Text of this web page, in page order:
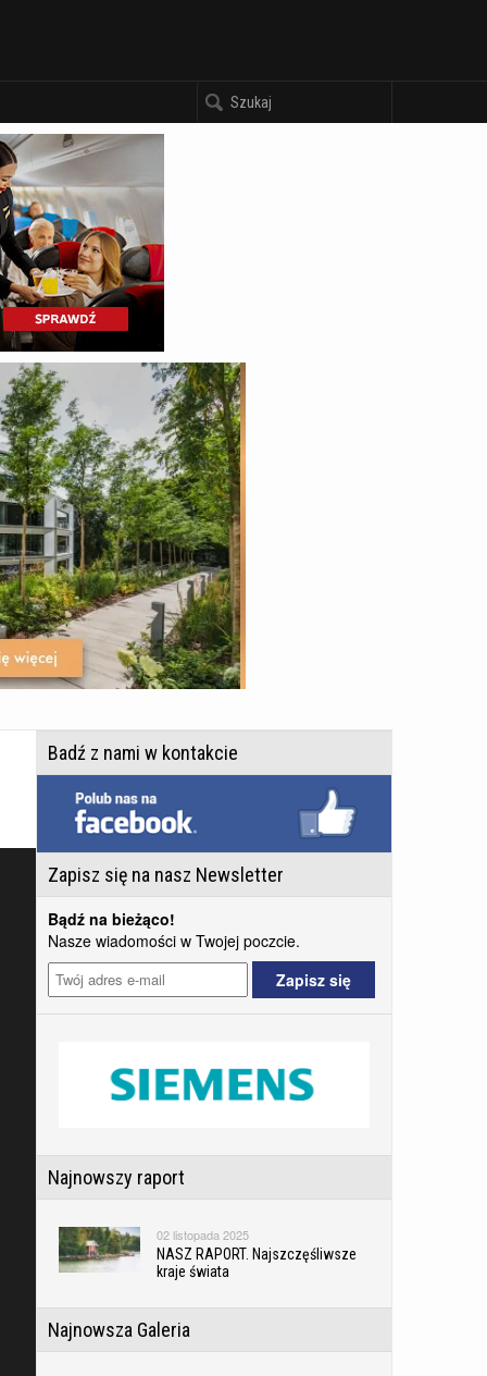
Badź z nami w kontakcie
Zapisz się na nasz Newsletter
Bądź na bieżąco!
Nasze wiadomości w Twojej poczcie.
Najnowszy raport
02 listopada 2025
NASZ RAPORT. Najszczęśliwsze
kraje świata
Najnowsza Galeria